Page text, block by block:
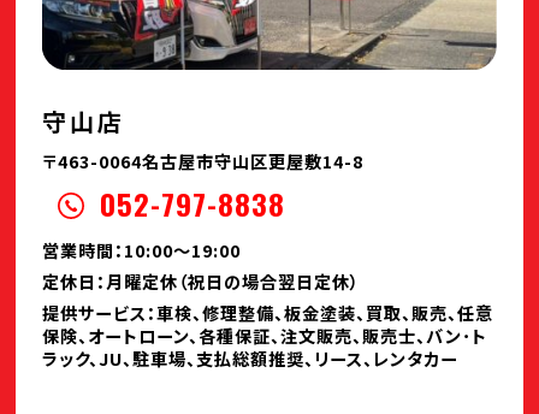
守山店
〒463-0064名古屋市守山区更屋敷14-8
052-797-8838
営業時間：10:00～19:00
定休日：月曜定休（祝日の場合翌日定休）
提供サービス：車検、修理整備、板金塗装、買取、販売、任意
保険、オートローン、各種保証、注文販売、販売士、バン･ト
ラック、JU、駐車場、支払総額推奨、リース、レンタカー